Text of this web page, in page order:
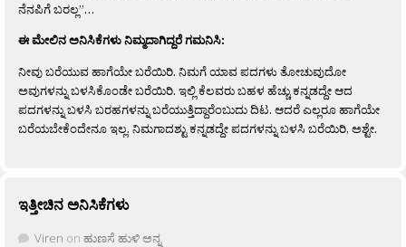
ನೆನಪಿಗೆ ಬರಲ್ಲ”…
ಈ ಮೇಲಿನ ಅನಿಸಿಕೆಗಳು ನಿಮ್ಮದಾಗಿದ್ದರೆ ಗಮನಿಸಿ:
ನೀವು ಬರೆಯುವ ಹಾಗೆಯೇ ಬರೆಯಿರಿ. ನಿಮಗೆ ಯಾವ ಪದಗಳು ತೋಚುವುದೋ
ಅವುಗಳನ್ನು ಬಳಸಿಕೊಂಡೇ ಬರೆಯಿರಿ. ಇಲ್ಲಿ ಕೆಲವರು ಬಹಳ ಹೆಚ್ಚು ಕನ್ನಡದ್ದೇ ಆದ
ಪದಗಳನ್ನು ಬಳಸಿ ಬರಹಗಳನ್ನು ಬರೆಯುತ್ತಿದ್ದಾರೆಂಬುದು ದಿಟ. ಆದರೆ ಎಲ್ಲರೂ ಹಾಗೆಯೇ
ಬರೆಯಬೇಕೆಂದೇನೂ ಇಲ್ಲ. ನಿಮಗಾದಶ್ಟು ಕನ್ನಡದ್ದೇ ಪದಗಳನ್ನು ಬಳಸಿ ಬರೆಯಿರಿ, ಅಶ್ಟೇ.
ಇತ್ತೀಚಿನ ಅನಿಸಿಕೆಗಳು
Viren on ಹುಣಸೆ ಹುಳಿ ಅನ್ನ